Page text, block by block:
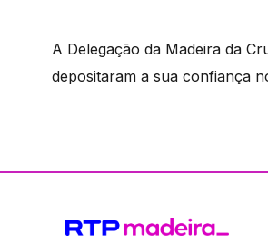
A Delegação da Madeira da
depositaram a sua confiança